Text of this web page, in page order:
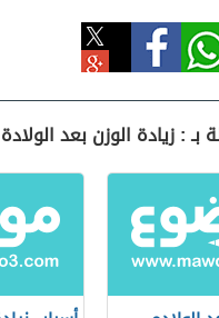
: زيادة الوزن بعد الولادة